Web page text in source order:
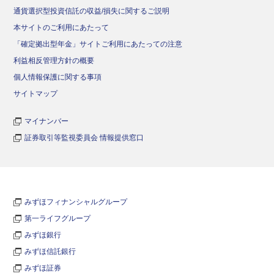
通貨選択型投資信託の収益/損失に関するご説明
本サイトのご利用にあたって
「確定拠出型年金」サイトご利用にあたっての注意
利益相反管理方針の概要
個人情報保護に関する事項
サイトマップ
マイナンバー
証券取引等監視委員会 情報提供窓口
みずほフィナンシャルグループ
第一ライフグループ
みずほ銀行
みずほ信託銀行
みずほ証券